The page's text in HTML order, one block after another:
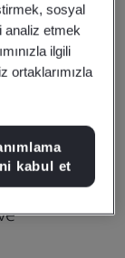
Download
sosyal
analiz etmek
ilgili
ortaklarımızla
kabul et